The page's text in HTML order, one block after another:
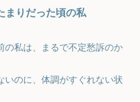
まりだった頃の私
の私は、まるで不定愁訴のか
いのに、体調がすぐれない状